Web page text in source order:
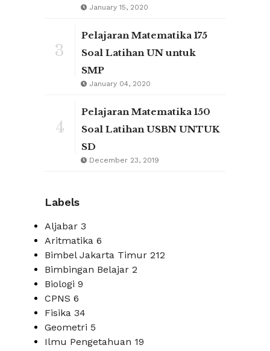
January 15, 2020
3
Pelajaran Matematika 175
Soal Latihan UN untuk
SMP
January 04, 2020
4
Pelajaran Matematika 150
Soal Latihan USBN UNTUK
SD
December 23, 2019
Labels
Aljabar 3
Aritmatika 6
Bimbel Jakarta Timur 212
Bimbingan Belajar 2
Biologi 9
CPNS 6
Fisika 34
Geometri 5
Ilmu Pengetahuan 19